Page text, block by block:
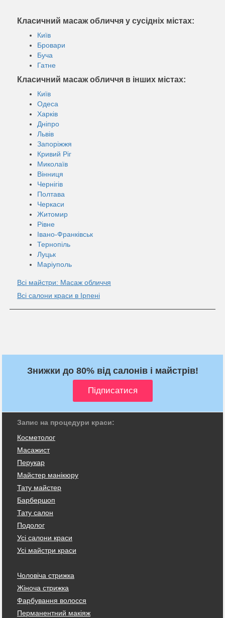
Класичний масаж обличчя у сусідніх містах:
Київ
Бровари
Буча
Гатне
Класичний масаж обличчя в інших містах:
Київ
Одеса
Харків
Дніпро
Львів
Запоріжжя
Кривий Ріг
Миколаїв
Вінниця
Чернігів
Полтава
Черкаси
Житомир
Рівне
Івано-Франківськ
Тернопіль
Луцьк
Маріуполь
Всі майстри: Масаж обличчя
Всі салони краси в Ірпені
Знижки до 80% від салонів і майстрів!
Запис на процедури краси:
Косметолог
Масажист
Перукар
Майстер манікюру
Тату майстер
Барбершоп
Тату салон
Подолог
Усі салони краси
Усі майстри краси
Чоловіча стрижка
Жіноча стрижка
Фарбування волосся
Перманентний макіяж